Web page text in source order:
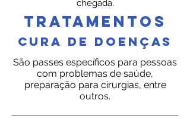
chegada.
TRATAMENTOS
CURA DE DOENÇAS
São passes específicos para pessoas
com problemas de saúde,
preparação para cirurgias, entre
outros.